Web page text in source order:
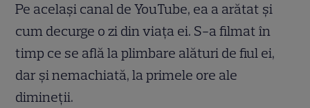
Pe același canal de YouTube, ea a arătat și
cum decurge o zi din viața ei. S-a filmat în
timp ce se află la plimbare alături de fiul ei,
dar și nemachiată, la primele ore ale
dimineții.